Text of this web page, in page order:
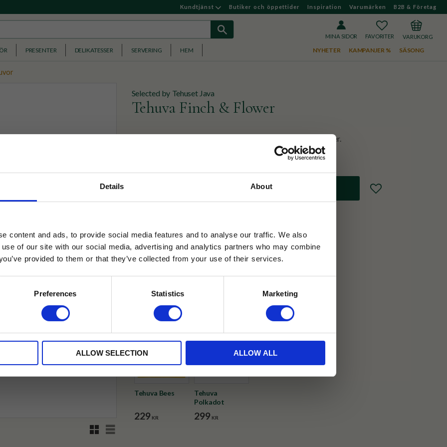
Details About
content and ads, to provide social media features and to analyse our traffic. We also
of our site with our social media, advertising and analytics partners who may combine
provided to them or that they’ve collected from your use of their services.
Preferences Statistics Marketing
ALLOW SELECTION ALLOW ALL
Kundtjänst Butiker och öppettider Inspiration Varumärken B2B & Företag
MINA SIDOR
FAVORITERKUNDVAGN
PRESENTER DELIKATESSER SERVERING HEM NYHETER KAMPANJER % SÄSONG
Selected by Tehuset Java
Tehuva Finch & Flower
Tehuva i 100 % mjukaste bomull från märket Ulster & Weaver.
RutnätsvyListvy
Lägg till i favoriter
✓ Fri frakt över 399 kr
✓ Betala direkt eller inom 30 dagar
Visa alla produkter från Selected by Tehuset Java
Tehuva Bees
229 KR
Tehuva
Polkadot
299 KR
Läs mer
Rabatten fungerar endast
med andra erbjudanden.